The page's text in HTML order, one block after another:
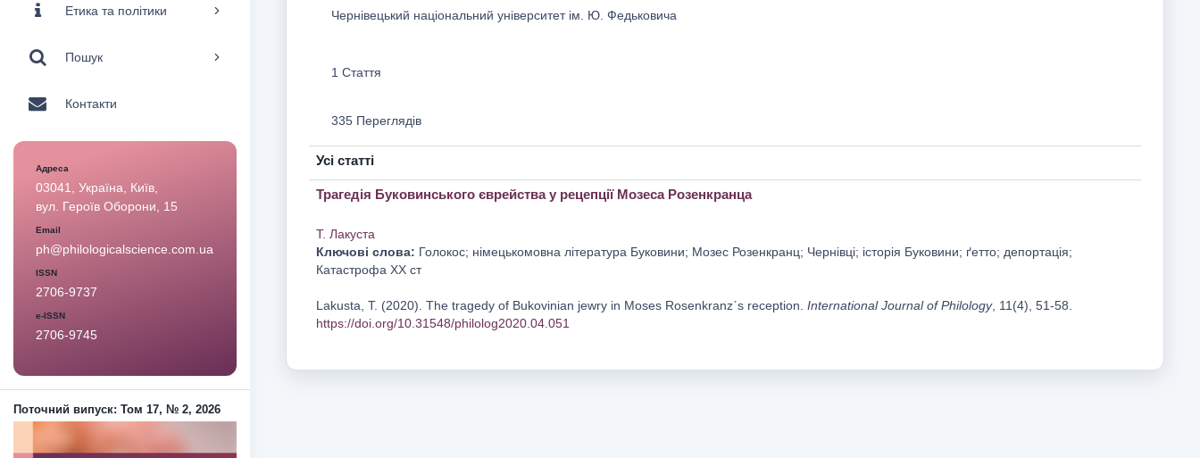
Етика та політики
Пошук
Контакти
Адреса
03041, Україна, Київ,
вул. Героїв Оборони, 15
Email
ph@philologicalscience.com.ua
ISSN
2706-9737
e-ISSN
2706-9745
Поточний випуск: Том 17, № 2, 2026
Чернівецький національний університет ім. Ю. Федьковича
1 Стаття
335 Переглядів
Усі статті
Трагедія Буковинського єврейства у рецепції Мозеса Розенкранца
Т. Лакуста
Ключові слова: Голокос; німецькомовна література Буковини; Мозес Розенкранц; Чернівці; історія Буковини; ґетто; депортація;
Катастрофа ХХ ст
Lakusta, T. (2020). The tragedy of Bukovinian jewry in Moses Rosenkranzˊs reception. International Journal of Philology, 11(4), 51-58.
https://doi.org/10.31548/philolog2020.04.051